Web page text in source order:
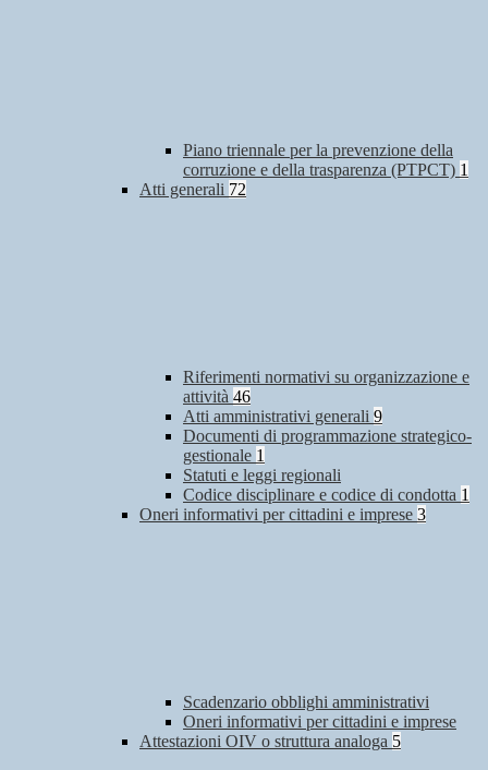
Piano triennale per la prevenzione della
corruzione e della trasparenza (PTPCT) 1
Atti generali 72
Riferimenti normativi su organizzazione e
attività 46
Atti amministrativi generali 9
Documenti di programmazione strategico-
gestionale 1
Statuti e leggi regionali
Codice disciplinare e codice di condotta 1
Oneri informativi per cittadini e imprese 3
Scadenzario obblighi amministrativi
Oneri informativi per cittadini e imprese
Attestazioni OIV o struttura analoga 5